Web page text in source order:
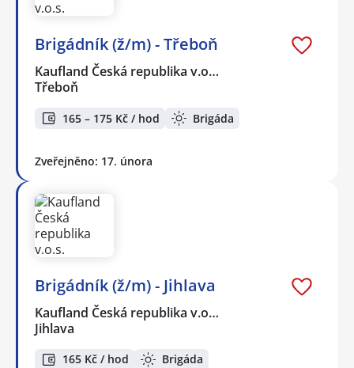
Brigádník (ž/m) - Třeboň
Kaufland Česká republika v.o…
Třeboň
165 – 175 Kč / hod Brigáda
Zveřejněno: 17. února
Brigádník (ž/m) - Jihlava
Kaufland Česká republika v.o…
Jihlava
165 Kč / hod Brigáda